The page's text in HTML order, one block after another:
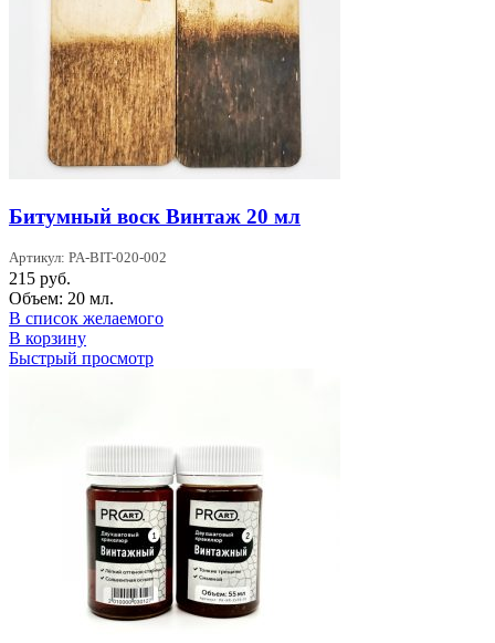
Битумный воск Винтаж 20 мл
Артикул: PA-BIT-020-002
215 руб.
Объем: 20 мл.
В список желаемого
В корзину
Быстрый просмотр